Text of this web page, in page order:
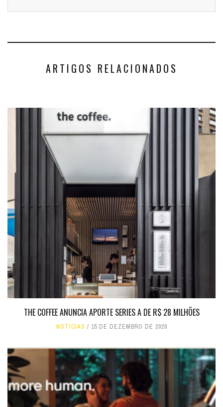
ARTIGOS RELACIONADOS
THE COFFEE ANUNCIA APORTE SERIES A DE R$ 28 MILHÕES
NOTÍCIAS 15 DE DEZEMBRO DE 2020